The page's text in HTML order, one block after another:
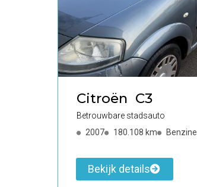
Citroën C3
Betrouwbare stadsauto
2007
180.108 km Benzine
Bekijk details